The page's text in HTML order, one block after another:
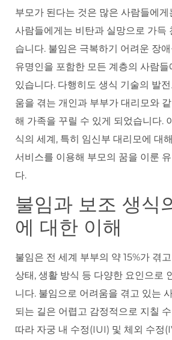
부모가 된다는 것은 많은 사람들에게
사람들에게는 비탄과 실망으로 가득
습니다. 불임은 극복하기 어려운 장
유명인을 포함한 모든 계층의 사람
있습니다. 다행히도 생식 기술의 발
움을 겪는 개인과 부부가 대리모와
해 가족을 꾸릴 수 있게 되었습니다.
식의 세계, 특히 임신부 대리모에 대
서비스를 이용해 부모의 꿈을 이룬
다.
불임과 보조 생식
에 대한 이해
불임은 전 세계 부부의 약 15%가 겪
상태, 생활 방식 등 다양한 요인으로
니다. 불임으로 어려움을 겪고 있는
되는 길은 어렵고 감정적으로 지칠
따라 자궁 내 수정(IUI) 및 체외 수정